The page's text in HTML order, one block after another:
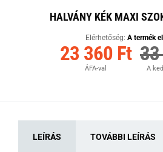
HALVÁNY KÉK MAXI
Elérhetőség: A termék
23 360 Ft
ÁFA-val A
LEÍRÁS TOVÁBBI LEÍRÁS